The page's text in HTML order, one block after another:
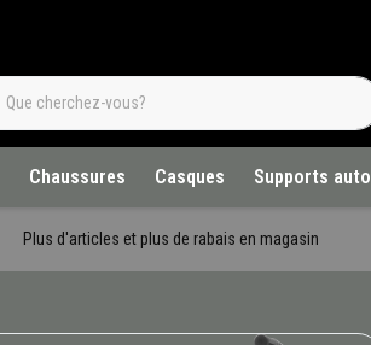
Chaussures Casques Supports auto
Plus d'articles et plus de rabais en magasin